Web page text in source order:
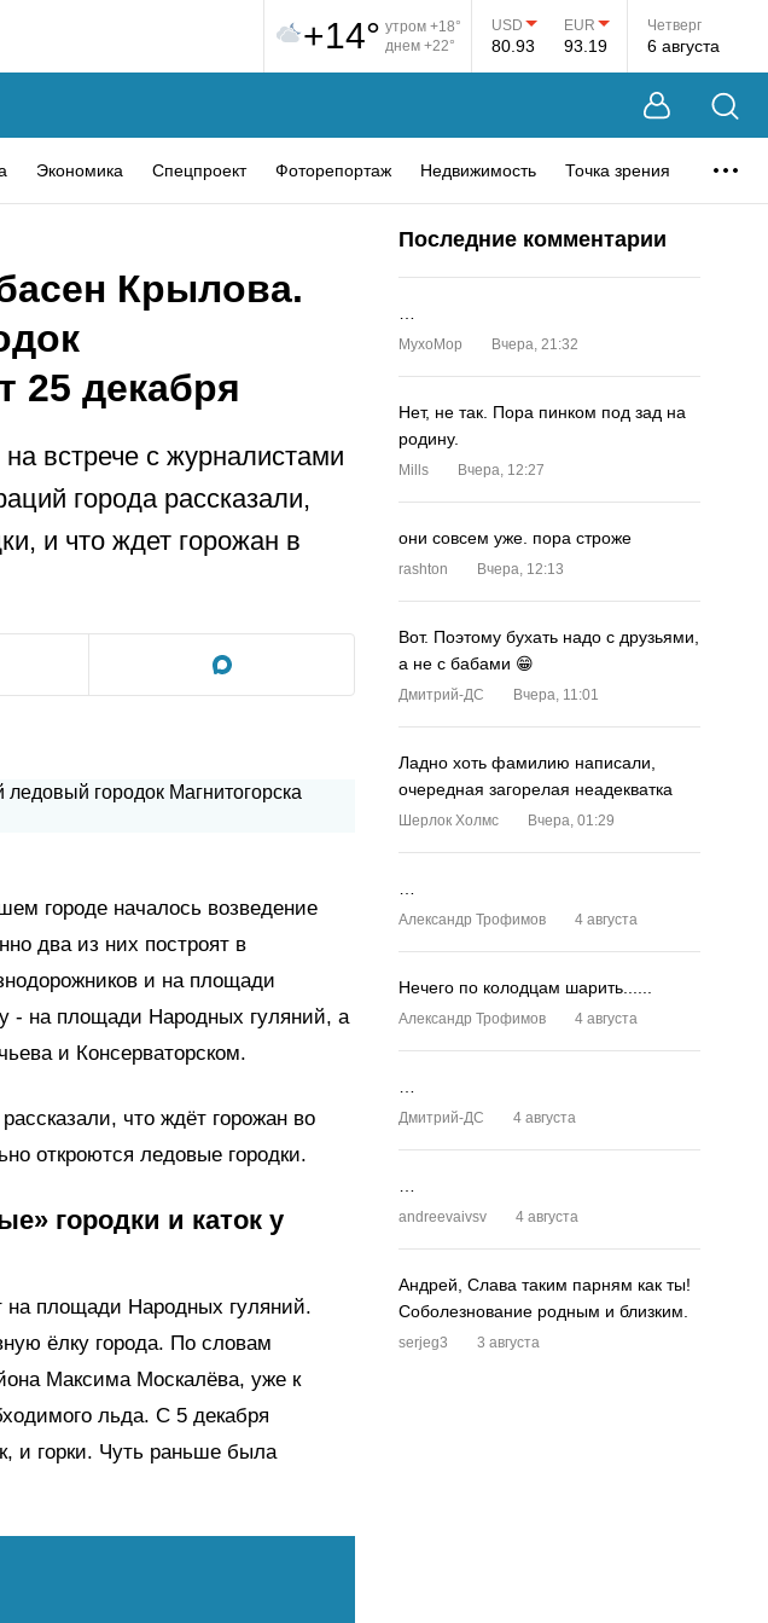
+14° утром +18°
днем +22°
USD
80.93
EUR
93.19
Четверг
6 августа
Экономика Спецпроект Фоторепортаж Недвижимость Точка зрения
Крылова.
25 декабря
встрече с журналистами
города рассказали,
и что ждет горожан в
городе началось возведение
два из них построят в
и на площади
- на площади Народных гуляний, а
и Консерваторском.
что ждёт горожан во
откроются ледовые городки.
городки и каток у
площади Народных гуляний.
ёлку города. По словам
Максима Москалёва, уже к
льда. С 5 декабря
и горки. Чуть раньше была
Последние комментарии
MyxoMop Вчера, 21:32
Нет, не так. Пора пинком под зад на
родину.
Mills Вчера, 12:27
они совсем уже. пора строже
rashton Вчера, 12:13
Вот. Поэтому бухать надо с друзьями,
а не с бабами 😁
Дмитрий-ДС Вчера, 11:01
Ладно хоть фамилию написали,
очередная загорелая неадекватка
Шерлок Холмс Вчера, 01:29
Александр Трофимов 4 августа
Нечего по колодцам шарить......
Александр Трофимов 4 августа
Дмитрий-ДС 4 августа
andreevaivsv 4 августа
Андрей, Слава таким парням как ты!
Соболезнование родным и близким.
serjeg3 3 августа